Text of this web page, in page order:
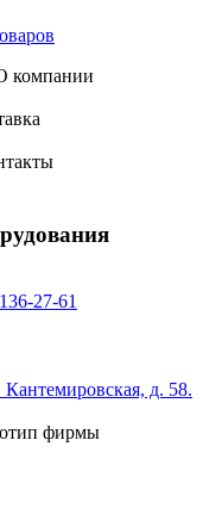
27-61
Кантемировская, д. 58.